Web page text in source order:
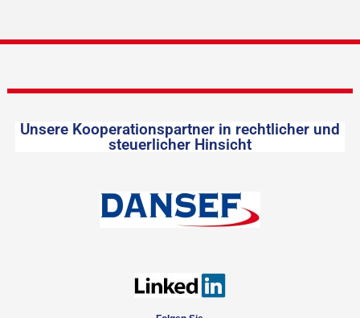
Unsere Kooperationspartner in rechtlicher und
steuerlicher Hinsicht